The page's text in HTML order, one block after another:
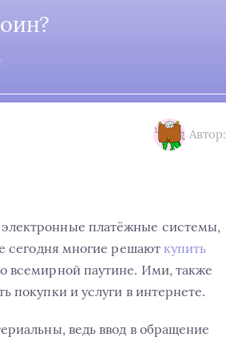
Автор:
платёжные системы,
сегодня многие решаюткупить
всемирной паутине. Ими, также
покупки и услуги в интернете.
ведь ввод в обращение